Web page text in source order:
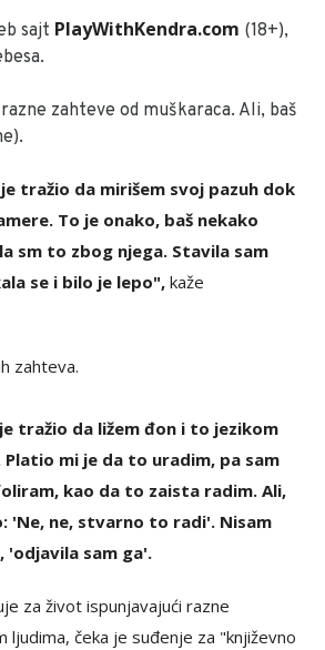
sajt PlayWithKendra.com (18+),
zahteve od muškaraca. Ali, baš
tražio da mirišem svoj pazuh dok
To je onako, baš nekako
sm to zbog njega. Stavila sam
se i bilo je lepo", kaže
zahteva.
tražio da ližem đon i to jezikom
mi je da to uradim, pa sam
kao da to zaista radim. Ali,
'Ne, ne, stvarno to radi'. Nisam
'odjavila sam ga'.
za život ispunjavajući razne
ljudima, čeka je suđenje za "književno